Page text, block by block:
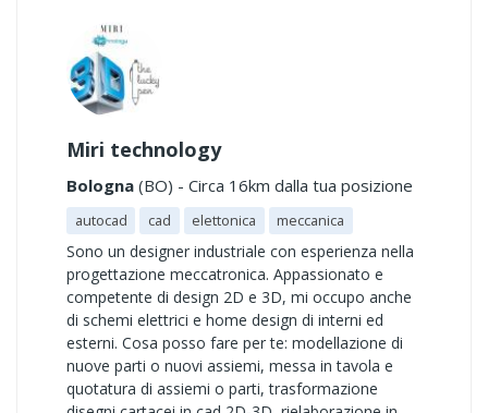
Miri technology
Bologna (BO) - Circa 16km dalla tua posizione
autocad cad elettonica meccanica
Sono un designer industriale con esperienza nella
progettazione meccatronica. Appassionato e
competente di design 2D e 3D, mi occupo anche
di schemi elettrici e home design di interni ed
esterni. Cosa posso fare per te: modellazione di
nuove parti o nuovi assiemi, messa in tavola e
quotatura di assiemi o parti, trasformazione